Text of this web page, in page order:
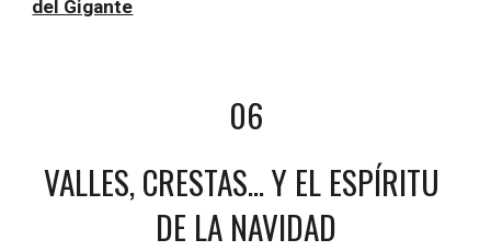
del Gigante
06
VALLES, CRESTAS... Y EL ESPÍRITU
DE LA NAVIDAD